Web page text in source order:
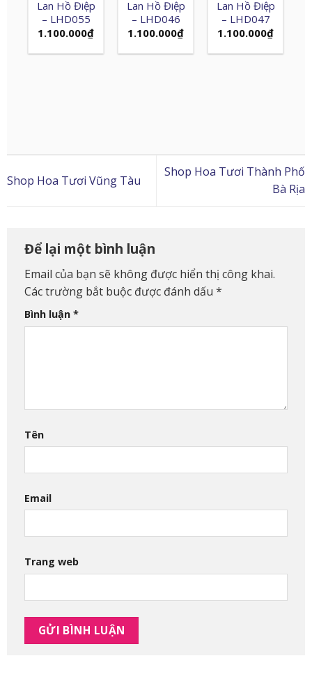
Lan Hồ Điệp
– LHD055
1.100.000₫
Lan Hồ Điệp
– LHD046
1.100.000₫
Lan Hồ Điệp
– LHD047
1.100.000₫
Shop Hoa Tươi Vũng Tàu
Shop Hoa Tươi Thành Phố
Bà Rịa
Để lại một bình luận
Email của bạn sẽ không được hiển thị công khai.
Các trường bắt buộc được đánh dấu *
Bình luận *
Tên
Email
Trang web